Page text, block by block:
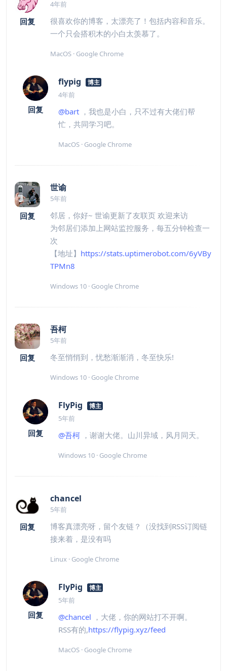
回复
4年前
很喜欢你的博客，太漂亮了！包括内容和音乐。
一个只会搭积木的小白太羡慕了。
MacOS · Google Chrome
回复
flypig 博主
4年前
@bart ，我也是小白，只不过有大佬们帮
忙，共同学习吧。
MacOS · Google Chrome
回复
世谕
5年前
邻居，你好~ 世谕更新了友联页 欢迎来访
为邻居们添加上网站监控服务，每五分钟检查一
次
【地址】 https://stats.uptimerobot.com/6yVBy
TPMn8
Windows 10 · Google Chrome
回复
吾柯
5年前
冬至悄悄到，忧愁渐渐消，冬至快乐!
Windows 10 · Google Chrome
回复
FlyPig 博主
5年前
@吾柯 ，谢谢大佬。山川异域，风月同天。
Windows 10 · Google Chrome
回复
chancel
5年前
博客真漂亮呀，留个友链？（没找到RSS订阅链
接来着，是没有吗
Linux · Google Chrome
回复
FlyPig 博主
5年前
@chancel ，大佬，你的网站打不开啊。
RSS有的,https://flypig.xyz/feed
MacOS · Google Chrome